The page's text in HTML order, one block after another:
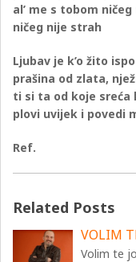
al’ me s tobom
ničeg nije strah
Ljubav je k’o žito
prašina od zlata,
ti si ta od koje sreća
plovi uvijek i povedi
Ref.
Related Posts
VOLIM
Volim te